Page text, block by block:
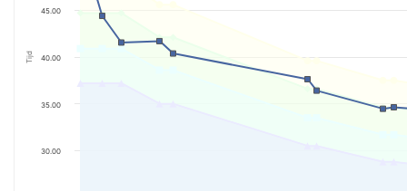
Tijd
30.00
35.00
40.00
45.00